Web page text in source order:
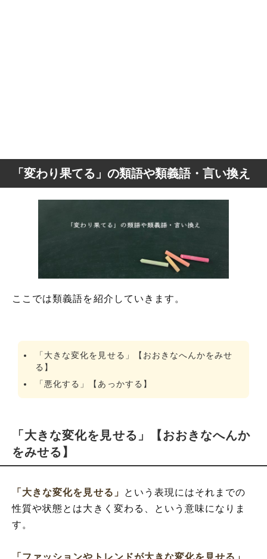
「変わり果てる」の類語や類義語・言い換え
ここでは類義語を紹介していきます。
「大きな変化を見せる」【おおきなへんかをみせ
る】
「悪化する」【あっかする】
「大きな変化を見せる」【おおきなへんか
をみせる】
「大きな変化を見せる」
という表現にはそれまでの
性質や状態とは大きく変わる、という意味になりま
す。
「ファッションやトレンドが大きな変化を見せる」